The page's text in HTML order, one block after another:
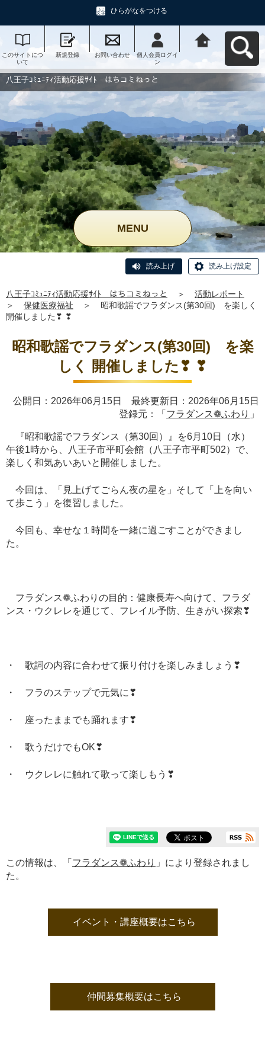
ひらがなをつける
このサイトにつ
いて
新規登録 お問い合わせ
個人会員ログイ
ン
動応援ｻｲﾄ はち
コミねっとへ戻
八王子ｺﾐｭﾆﾃｨ活動応援ｻｲﾄ はちコミねっと
MENU
読み上げ 読み上げ設定
八王子ｺﾐｭﾆﾃｨ活動応援ｻｲﾄ はちコミねっと ＞
活動レポート
＞
保健医療福祉 ＞
昭和歌謡でフラダンス(第30回) を楽しく
開催しました❣ ❣
昭和歌謡でフラダンス(第30回) を楽
しく 開催しました❣ ❣
公開日：2026年06月15日 最終更新日：2026年06月15日
登録元：「 フラダンス❁ふわり 」
『昭和歌謡でフラダンス（第30回）』を6月10日（水）
午後1時から、八王子市平町会館（八王子市平町502）で、
楽しく和気あいあいと開催しました。
今回は、「見上げてごらん夜の星を」そして「上を向い
て歩こう」を復習しました。
今回も、幸せな１時間を一緒に過ごすことができまし
た。
フラダンス❁ふわりの目的：健康長寿へ向けて、フラダ
ンス・ウクレレを通じて、フレイル予防、生きがい探索❣
・ 歌詞の内容に合わせて振り付けを楽しみましょう❣
・ フラのステップで元気に❣
・ 座ったままでも踊れます❣
・ 歌うだけでもOK❣
・ ウクレレに触れて歌って楽しもう❣
この情報は、「 フラダンス❁ふわり 」により登録されまし
た。
イベント・講座概要はこちら
仲間募集概要はこちら